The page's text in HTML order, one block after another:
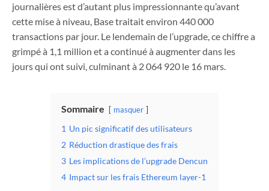
journalières est d’autant plus impressionnante qu’avant
cette mise à niveau, Base traitait environ 440 000
transactions par jour. Le lendemain de l’upgrade, ce chiffre a
grimpé à 1,1 million et a continué à augmenter dans les
jours qui ont suivi, culminant à 2 064 920 le 16 mars.
Sommaire masquer
1 Un pic significatif des utilisateurs
2 Réduction drastique des frais
3 Les implications de l’upgrade Dencun
4 Impact sur les frais Ethereum layer-1